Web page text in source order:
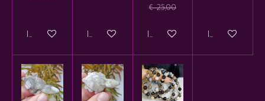
In winkelwagenIn winkelwagen
€ 25,00
In winkelwagen
In